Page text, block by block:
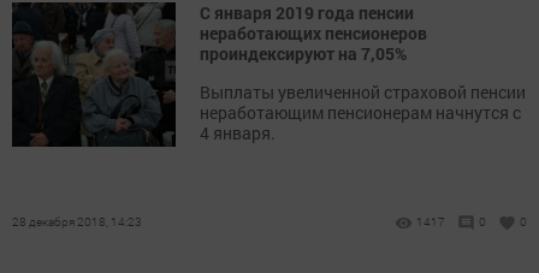
С января 2019 года пенсии
неработающих пенсионеров
проиндексируют на 7,05%
Выплаты увеличенной страховой пенсии
неработающим пенсионерам начнутся с
4 января.
28 декабря 2018, 14:23 1417 0 0